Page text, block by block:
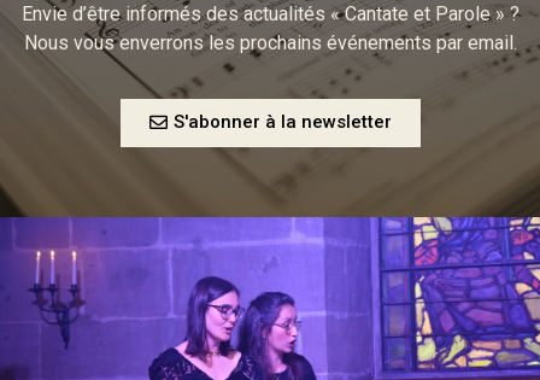
Envie d’être informés des actualités « Cantate et Parole » ?
Nous vous enverrons les prochains événements par email.
S'abonner à la newsletter